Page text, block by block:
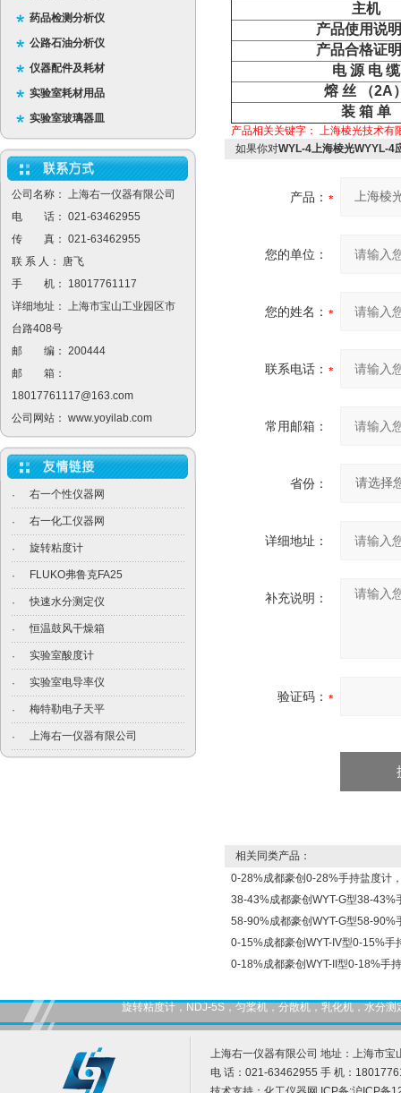
药品检测分析仪
公路石油分析仪
仪器配件及耗材
实验室耗材用品
实验室玻璃器皿
公司名称： 上海右一仪器有限公司
电 话： 021-63462955
传 真： 021-63462955
联 系 人： 唐飞
手 机： 18017761117
详细地址： 上海市宝山工业园区市
台路408号
邮 编： 200444
邮 箱：
18017761117@163.com
公司网站： www.yoyilab.com
· 右一个性仪器网
· 右一化工仪器网
· 旋转粘度计
· FLUKO弗鲁克FA25
· 快速水分测定仪
· 恒温鼓风干燥箱
· 实验室酸度计
· 实验室电导率仪
· 梅特勒电子天平
· 上海右一仪器有限公司
主机
产品使用说
产品合格证
电 源 电 缆
熔 丝 （2A
装 箱 单
产品相关关键字： 上海棱光技术有
如果你对WYL-4上海棱光WYYL-4
产品：
您的单位：
您的姓名：
联系电话：
常用邮箱：
省份：
详细地址：
补充说明：
验证码：
相关同类产品：
0-28%成都豪创0-28%手持盐度计
38-43%成都豪创WYT-G型38-43%
58-90%成都豪创WYT-G型58-90%
0-15%成都豪创WYT-IV型0-15%手
0-18%成都豪创WYT-II型0-18%手
旋转粘度计，NDJ-5S，匀桨机，分散机，乳化机，水分
上海右一仪器有限公司 地址：上海市宝
电 话：021-63462955 手 机：